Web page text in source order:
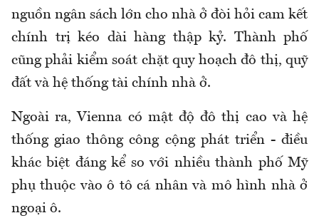
nguồn ngân sách lớn cho nhà ở đòi hỏi cam kết
chính trị kéo dài hàng thập kỷ. Thành phố
cũng phải kiểm soát chặt quy hoạch đô thị, quỹ
đất và hệ thống tài chính nhà ở.
Ngoài ra, Vienna có mật độ đô thị cao và hệ
thống giao thông công cộng phát triển - điều
khác biệt đáng kể so với nhiều thành phố Mỹ
phụ thuộc vào ô tô cá nhân và mô hình nhà ở
ngoại ô.